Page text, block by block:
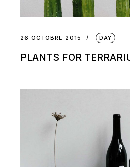
26 OCTOBRE 2015 DAY
PLANTS FOR